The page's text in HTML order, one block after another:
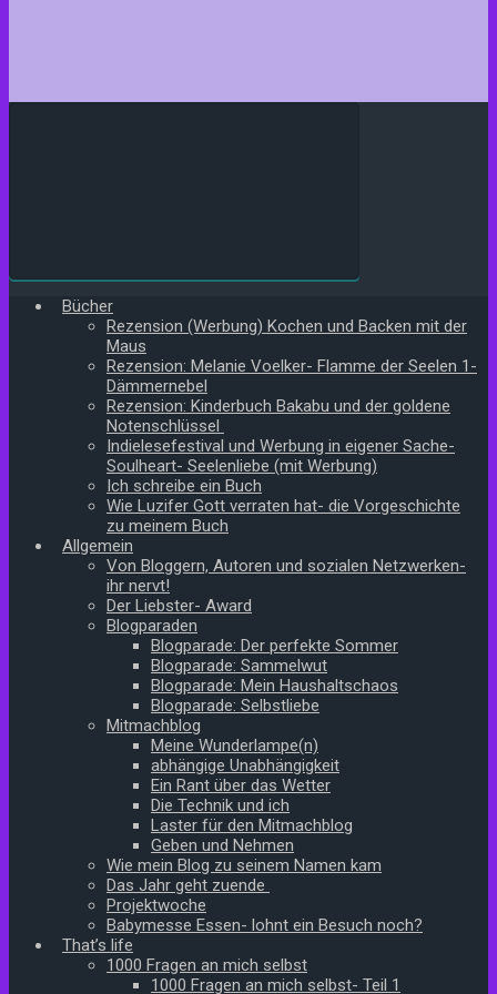
Bücher
Rezension (Werbung) Kochen und Backen mit der
Maus
Rezension: Melanie Voelker- Flamme der Seelen 1-
Dämmernebel
Rezension: Kinderbuch Bakabu und der goldene
Notenschlüssel
Indielesefestival und Werbung in eigener Sache-
Soulheart- Seelenliebe (mit Werbung)
Ich schreibe ein Buch
Wie Luzifer Gott verraten hat- die Vorgeschichte
zu meinem Buch
Allgemein
Von Bloggern, Autoren und sozialen Netzwerken-
ihr nervt!
Der Liebster- Award
Blogparaden
Blogparade: Der perfekte Sommer
Blogparade: Sammelwut
Blogparade: Mein Haushaltschaos
Blogparade: Selbstliebe
Mitmachblog
Meine Wunderlampe(n)
abhängige Unabhängigkeit
Ein Rant über das Wetter
Die Technik und ich
Laster für den Mitmachblog
Geben und Nehmen
Wie mein Blog zu seinem Namen kam
Das Jahr geht zuende
Projektwoche
Babymesse Essen- lohnt ein Besuch noch?
That’s life
1000 Fragen an mich selbst
1000 Fragen an mich selbst- Teil 1